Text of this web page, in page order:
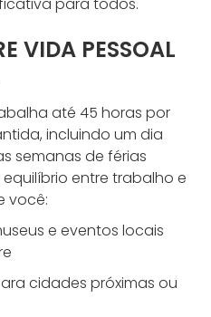
para todos.
VIDA PESSOAL
até 45 horas por
incluindo um dia
semanas de férias
entre trabalho e
você:
e eventos locais
cidades próximas ou